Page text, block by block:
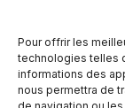
Pour offrir les
technologies telles
informations des
nous permettra de
LES BONNES